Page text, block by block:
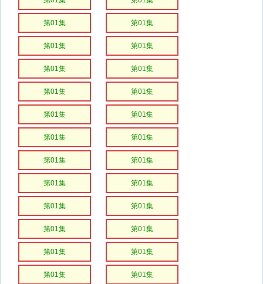
第01集 第01集
第01集 第01集
第01集 第01集
第01集 第01集
第01集 第01集
第01集 第01集
第01集 第01集
第01集 第01集
第01集 第01集
第01集 第01集
第01集 第01集
第01集 第01集